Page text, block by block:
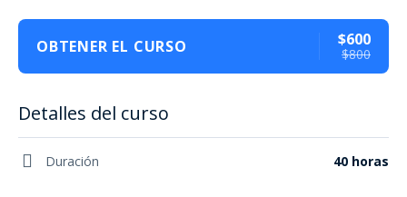
OBTENER EL CURSO $600
$800
Detalles del curso
Duración 40 horas